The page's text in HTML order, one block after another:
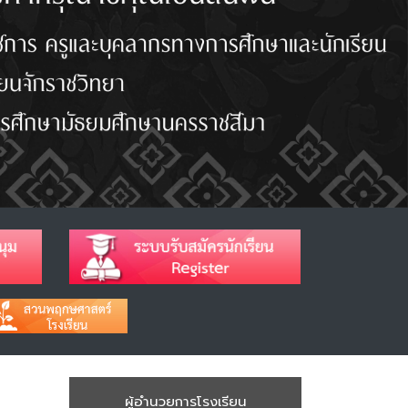
ผู้อำนวยการโรงเรียน